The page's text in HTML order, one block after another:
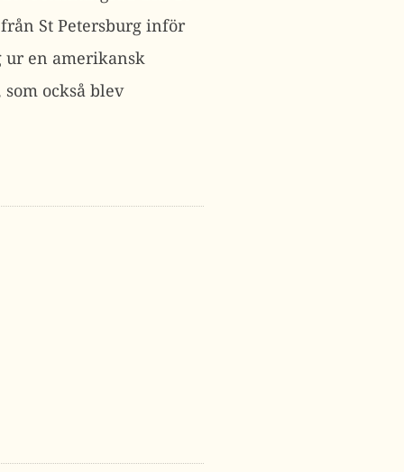
St Petersburg inför
ur en amerikansk
också blev